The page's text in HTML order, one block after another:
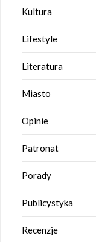
Kultura
Lifestyle
Literatura
Miasto
Opinie
Patronat
Porady
Publicystyka
Recenzje